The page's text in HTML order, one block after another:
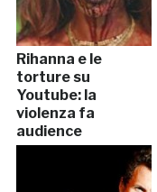
Rihanna e le
torture su
Youtube: la
violenza fa
audience